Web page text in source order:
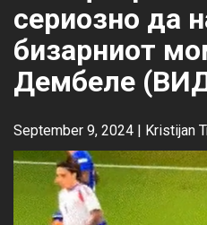
сериозно да
бизарниот
Дембеле
September 9, 2024 | Kristijan